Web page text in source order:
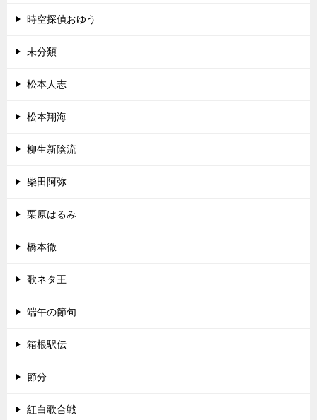
時空探偵おゆう
未分類
松本人志
松本翔海
柳生新陰流
柴田阿弥
栗原はるみ
橋本徹
歌ネタ王
端午の節句
箱根駅伝
節分
紅白歌合戦